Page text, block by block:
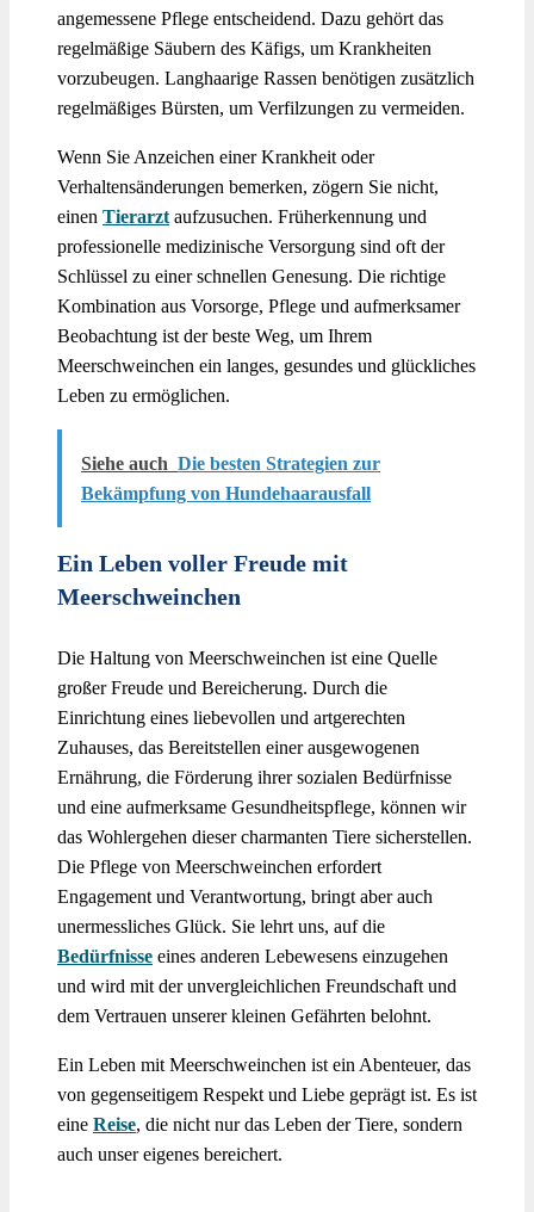
angemessene Pflege entscheidend. Dazu gehört das
regelmäßige Säubern des Käfigs, um Krankheiten
vorzubeugen. Langhaarige Rassen benötigen zusätzlich
regelmäßiges Bürsten, um Verfilzungen zu vermeiden.
Wenn Sie Anzeichen einer Krankheit oder
Verhaltensänderungen bemerken, zögern Sie nicht,
einen Tierarzt aufzusuchen. Früherkennung und
professionelle medizinische Versorgung sind oft der
Schlüssel zu einer schnellen Genesung. Die richtige
Kombination aus Vorsorge, Pflege und aufmerksamer
Beobachtung ist der beste Weg, um Ihrem
Meerschweinchen ein langes, gesundes und glückliches
Leben zu ermöglichen.
Siehe auch Die besten Strategien zur
Bekämpfung von Hundehaarausfall
Ein Leben voller Freude mit
Meerschweinchen
Die Haltung von Meerschweinchen ist eine Quelle
großer Freude und Bereicherung. Durch die
Einrichtung eines liebevollen und artgerechten
Zuhauses, das Bereitstellen einer ausgewogenen
Ernährung, die Förderung ihrer sozialen Bedürfnisse
und eine aufmerksame Gesundheitspflege, können wir
das Wohlergehen dieser charmanten Tiere sicherstellen.
Die Pflege von Meerschweinchen erfordert
Engagement und Verantwortung, bringt aber auch
unermessliches Glück. Sie lehrt uns, auf die
Bedürfnisse eines anderen Lebewesens einzugehen
und wird mit der unvergleichlichen Freundschaft und
dem Vertrauen unserer kleinen Gefährten belohnt.
Ein Leben mit Meerschweinchen ist ein Abenteuer, das
von gegenseitigem Respekt und Liebe geprägt ist. Es ist
eine Reise, die nicht nur das Leben der Tiere, sondern
auch unser eigenes bereichert.